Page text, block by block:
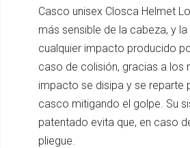
Casco unisex Closca Helmet
más sensible de la cabeza, y
cualquier impacto producido
caso de colisión, gracias a los
impacto se disipa y se reparte
casco mitigando el golpe. Su
patentado evita que, en caso
pliegue.